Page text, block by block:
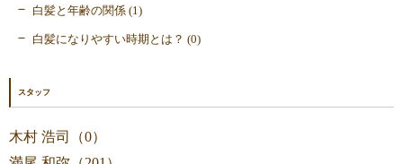
白髪と年齢の関係 (1)
白髪になりやすい時期とは？ (0)
スタッフ
木村 浩司（0）